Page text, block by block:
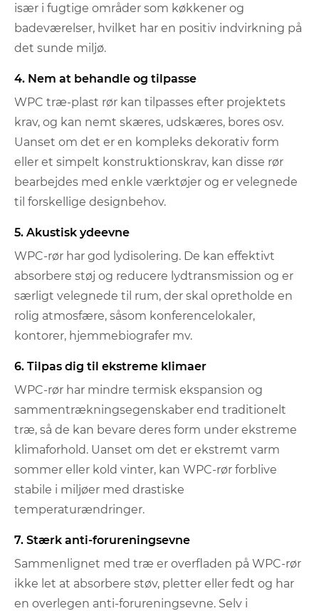
især i fugtige områder som køkkener og
badeværelser, hvilket har en positiv indvirkning på
det sunde miljø.
4. Nem at behandle og tilpasse
WPC træ-plast rør kan tilpasses efter projektets
krav, og kan nemt skæres, udskæres, bores osv.
Uanset om det er en kompleks dekorativ form
eller et simpelt konstruktionskrav, kan disse rør
bearbejdes med enkle værktøjer og er velegnede
til forskellige designbehov.
5. Akustisk ydeevne
WPC-rør har god lydisolering. De kan effektivt
absorbere støj og reducere lydtransmission og er
særligt velegnede til rum, der skal opretholde en
rolig atmosfære, såsom konferencelokaler,
kontorer, hjemmebiografer mv.
6. Tilpas dig til ekstreme klimaer
WPC-rør har mindre termisk ekspansion og
sammentrækningsegenskaber end traditionelt
træ, så de kan bevare deres form under ekstreme
klimaforhold. Uanset om det er ekstremt varm
sommer eller kold vinter, kan WPC-rør forblive
stabile i miljøer med drastiske
temperaturændringer.
7. Stærk anti-forureningsevne
Sammenlignet med træ er overfladen på WPC-rør
ikke let at absorbere støv, pletter eller fedt og har
en overlegen anti-forureningsevne. Selv i